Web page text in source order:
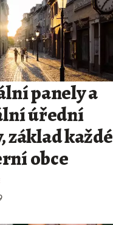
panely a
úřední
základ každé
obce